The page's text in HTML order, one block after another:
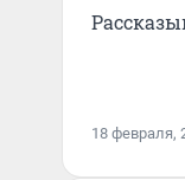
18 февраля,